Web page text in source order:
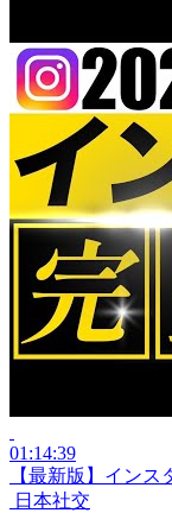
01:14:39
【最新版】イン
日本社交